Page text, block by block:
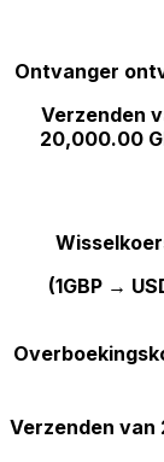
Ontvanger
Verzenden
20,000.00
(1GBP →
Verzenden van